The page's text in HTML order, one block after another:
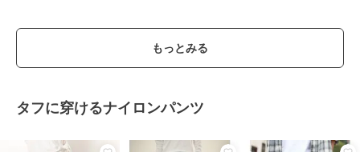
もっとみる
タフに穿けるナイロンパンツ